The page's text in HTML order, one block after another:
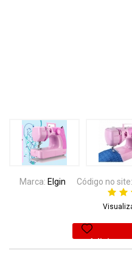
Marca: Elgin Código no site:
Adicionar